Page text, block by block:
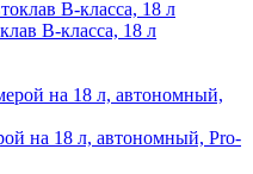
B-класса, 18 л
на 18 л, автономный, Pro-